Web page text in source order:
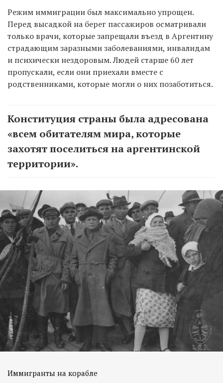
Режим иммиграции был максимально упрощен.
Перед высадкой на берег пассажиров осматривали
только врачи, которые запрещали въезд в Аргентину
страдающим заразными заболеваниями, инвалидам
и психически нездоровым. Людей старше 60 лет
пропускали, если они приехали вместе с
родственниками, которые могли о них позаботиться.
Конституция страны была адресована
«всем обитателям мира, которые
захотят поселиться на аргентинской
территории».
Иммигранты на корабле